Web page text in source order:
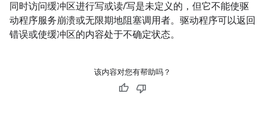
同时访问缓冲区进行写或读/写是未定义的，但它不能使驱
动程序服务崩溃或无限期地阻塞调用者。驱动程序可以返回
错误或使缓冲区的内容处于不确定状态。
该内容对您有帮助吗？